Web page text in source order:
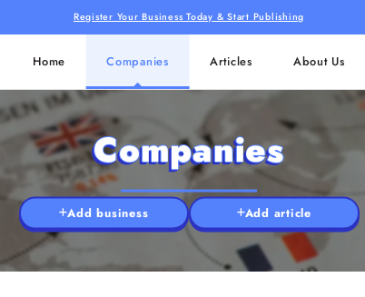
Register Your Business Today & Start Publishing
Home Companies Articles About Us
Companies
Add business Add article